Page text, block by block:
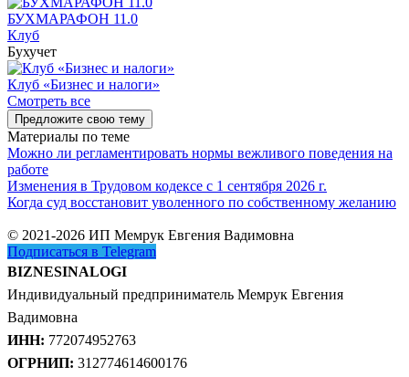
БУХМАРАФОН 11.0
Клуб
Бухучет
Клуб «Бизнес и налоги»
Смотреть все
Предложите свою тему
Материалы по теме
Можно ли регламентировать нормы вежливого поведения на
работе
Изменения в Трудовом кодексе с 1 сентября 2026 г.
Когда суд восстановит уволенного по собственному желанию
© 2021-2026 ИП Мемрук Евгения Вадимовна
Подписаться в Telegram
BIZNESINALOGI
Индивидуальный предприниматель Мемрук Евгения
Вадимовна
ИНН: 772074952763
ОГРНИП: 312774614600176